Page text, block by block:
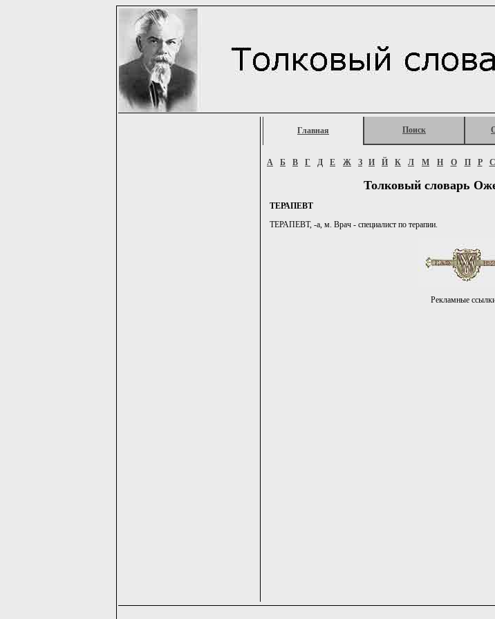
Главная Поиск
А Б В Г Д Е Ж З И Й К Л М Н О П Р С
Толковый словарь
ТЕРАПЕВТ
ТЕРАПЕВТ, -а, м. Врач - специалист по терапии.
Рекламные